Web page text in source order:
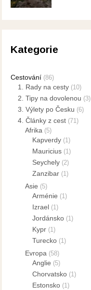
Kategorie
Cestování (86)
1. Rady na cesty (10)
2. Tipy na dovolenou (3)
3. Výlety po Česku (6)
4. Články z cest (71)
Afrika (5)
Kapverdy (1)
Mauricius (1)
Seychely (2)
Zanzibar (1)
Asie (5)
Arménie (1)
Izrael (1)
Jordánsko (1)
Kypr (1)
Turecko (1)
Evropa (58)
Anglie (5)
Chorvatsko (1)
Estonsko (1)